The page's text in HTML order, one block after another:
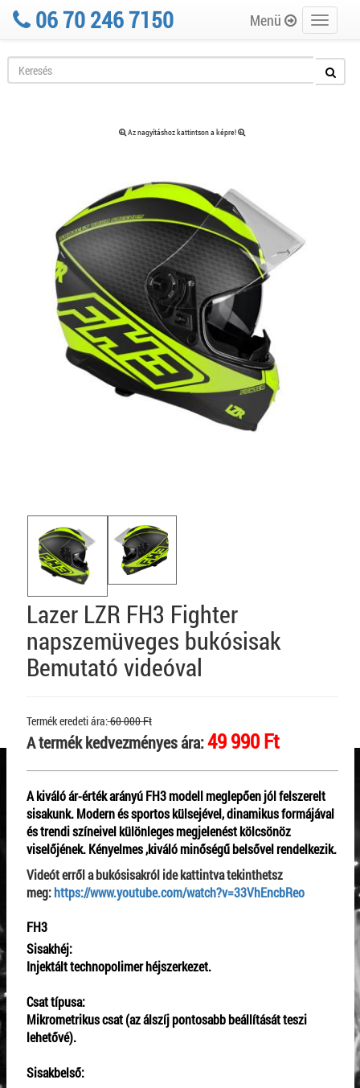
Toggle
06 70 246 7150 Menü
Az nagyításhoz kattintson a képre!
Lazer LZR FH3 Fighter
napszemüveges bukósisak
Bemutató videóval
Termék eredeti ára:60 000 Ft
A termék kedvezményes ára:49 990 Ft
A kiváló ár-érték arányúFH3modell meglepően jól felszerelt
sisakunk. Modern és sportos külsejével, dinamikus formájával
és trendi színeivel különleges megjelenést kölcsönöz
viselőjének. Kényelmes ,kiváló minőségű belsővel rendelkezik.
Videót erről a bukósisakról ide kattintva tekinthetsz
meg:https://www.youtube.com/watch?v=33VhEncbReo
FH3
Sisakhéj:
Injektált technopolimer héjszerkezet.
Csat típusa:
Mikrometrikus csat (az álszíj pontosabb beállítását teszi
lehetővé).
Sisakbelső: